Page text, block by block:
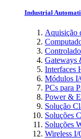
Industrial
Aquisição
Gateways
Interfaces
Módulos
PCs para
Power &
Solução
Soluções
Soluções
Wireless I/